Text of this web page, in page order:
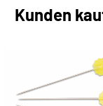
Kunden